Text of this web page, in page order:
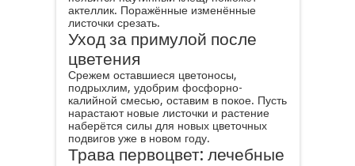
актеллик. Поражённые изменённые
листочки срезать.
Уход за примулой после
цветения
Срежем оставшиеся цветоносы,
подрыхлим, удобрим фосфорно-
калийной смесью, оставим в покое. Пусть
нарастают новые листочки и растение
наберётся силы для новых цветочных
подвигов уже в новом году.
Трава первоцвет: лечебные